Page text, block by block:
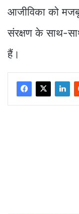
आजीविका को
संरक्षण के साथ-
हैं।